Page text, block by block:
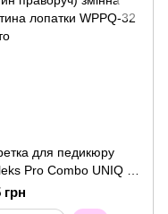
для педикюру
Pro Combo UNIQ 32
праворуч) змінна
лопатки
грн